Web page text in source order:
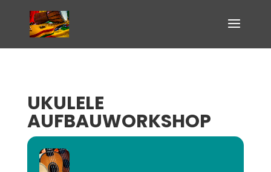
UKULELE
AUFBAUWORKSHOP